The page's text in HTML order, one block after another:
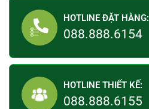
HOTLINE ĐẶT HÀNG:
088.888.6154
HOTLINE THIẾT KẾ:
088.888.6155